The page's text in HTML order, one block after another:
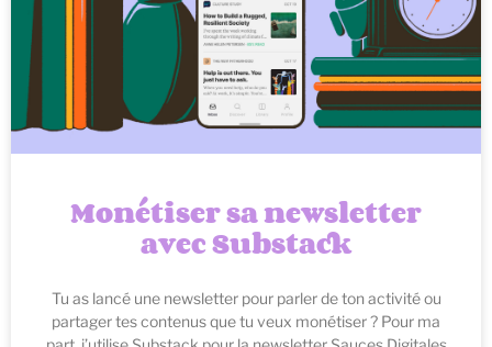
Monétiser sa newsletter
avec Substack
Tu as lancé une newsletter pour parler de ton activité ou
partager tes contenus que tu veux monétiser ? Pour ma